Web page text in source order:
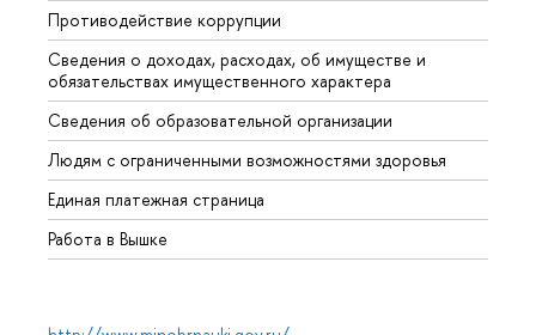
Противодействие коррупции
Сведения о доходах, расходах, об имуществе и
обязательствах имущественного характера
Сведения об образовательной организации
Людям с ограниченными возможностями здоровья
Единая платежная страница
Работа в Вышке